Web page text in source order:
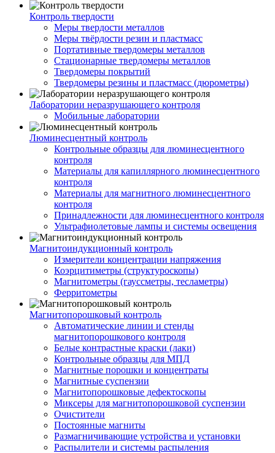
Контроль твердости
Меры твердости металлов
Меры твёрдости резин и пластмасс
Портативные твердомеры металлов
Стационарные твердомеры металлов
Твердомеры покрытий
Твердомеры резины и пластмасс (дюрометры)
Лаборатории неразрушающего контроля
Мобильные лаборатории
Люминесцентный контроль
Контрольные образцы для люминесцентного
контроля
Материалы для капиллярного люминесцентного
контроля
Материалы для магнитного люминесцентного
контроля
Принадлежности для люминесцентного контроля
Ультрафиолетовые лампы и системы освещения
Магнитоиндукционный контроль
Измерители концентрации напряжения
Коэрцитиметры (структуроскопы)
Магнитометры (гауссметры, тесламетры)
Ферритометры
Магнитопорошковый контроль
Автоматические линии и стенды
магнитопорошкового контроля
Белые контрастные краски (лаки)
Контрольные образцы для МПД
Магнитные порошки и концентраты
Магнитные суспензии
Магнитопорошковые дефектоскопы
Миксеры для магнитопорошковой суспензии
Очистители
Постоянные магниты
Размагничивающие устройства и установки
Распылители и системы распыления